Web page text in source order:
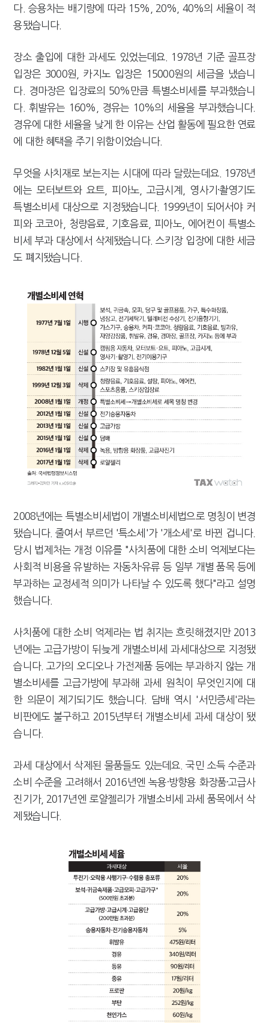
다. 승용차는 배기량에 따라 15%, 20%, 40%의 세율이 적
용됐습니다.
장소 출입에 대한 과세도 있었는데요. 1978년 기준 골프장
입장은 3000원, 카지노 입장은 15000원의 세금을 냈습니
다. 경마장은 입장료의 50%만큼 특별소비세를 부과했습니
다. 휘발유는 160%, 경유는 10%의 세율을 부과했습니다.
경유에 대한 세율을 낮게 한 이유는 산업 활동에 필요한 연료
에 대한 혜택을 주기 위함이었습니다.
무엇을 사치재로 보는지는 시대에 따라 달랐는데요. 1978년
에는 모터보트와 요트, 피아노, 고급시계, 영사기·촬영기도
특별소비세 대상으로 지정됐습니다. 1999년이 되어서야 커
피와 코코아, 청량음료, 기호음료, 피아노, 에어컨이 특별소
비세 부과 대상에서 삭제됐습니다. 스키장 입장에 대한 세금
도 폐지됐습니다.
2008년에는 특별소비세법이 개별소비세법으로 명칭이 변경
됐습니다. 줄여서 부르던 '특소세'가 '개소세'로 바뀐 겁니다.
당시 법제처는 개정 이유를 "사치품에 대한 소비 억제보다는
사회적 비용을 유발하는 자동차·유류 등 일부 개별 품목 등에
부과하는 교정세적 의미가 나타날 수 있도록 했다"라고 설명
했습니다.
사치품에 대한 소비 억제라는 법 취지는 흐릿해졌지만 2013
년에는 고급가방이 뒤늦게 개별소비세 과세대상으로 지정됐
습니다. 고가의 오디오나 가전제품 등에는 부과하지 않는 개
별소비세를 고급가방에 부과해 과세 원칙이 무엇인지에 대
한 의문이 제기되기도 했습니다. 담배 역시 '서민증세'라는
비판에도 불구하고 2015년부터 개별소비세 과세 대상이 됐
습니다.
과세 대상에서 삭제된 물품들도 있는데요. 국민 소득 수준과
소비 수준을 고려해서 2016년엔 녹용·방향용 화장품·고급사
진기가, 2017년엔 로얄젤리가 개별소비세 과세 품목에서 삭
제됐습니다.